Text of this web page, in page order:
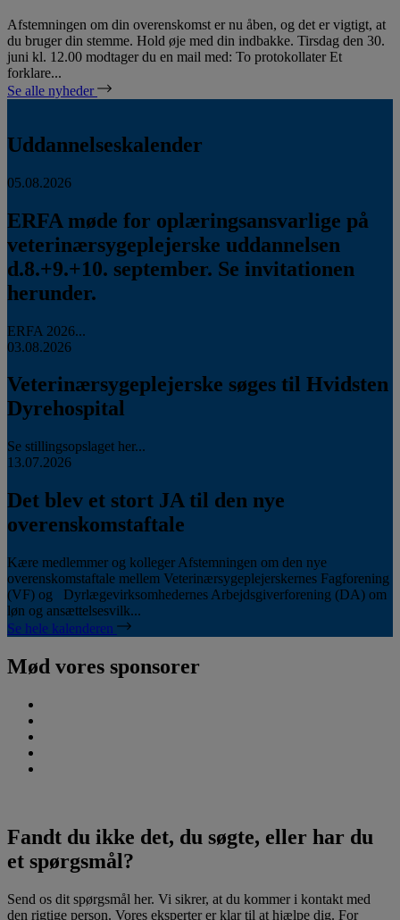
Afstemningen om din overenskomst er nu åben, og det er vigtigt, at
du bruger din stemme. Hold øje med din indbakke. Tirsdag den 30.
juni kl. 12.00 modtager du en mail med: To protokollater Et
forklare...
Se alle nyheder
Uddannelseskalender
05.08.2026
ERFA møde for oplæringsansvarlige på
veterinærsygeplejerske uddannelsen
d.8.+9.+10. september. Se invitationen
herunder.
ERFA 2026...
03.08.2026
Veterinærsygeplejerske søges til Hvidsten
Dyrehospital
Se stillingsopslaget her...
13.07.2026
Det blev et stort JA til den nye
overenskomstaftale
Kære medlemmer og kolleger Afstemningen om den nye
overenskomstaftale mellem Veterinærsygeplejerskernes Fagforening
(VF) og Dyrlægevirksomhedernes Arbejdsgiverforening (DA) om
løn og ansættelsesvilk...
Se hele kalenderen
Mød vores sponsorer
Fandt du ikke det, du søgte, eller har du
et spørgsmål?
Send os dit spørgsmål her. Vi sikrer, at du kommer i kontakt med
den rigtige person. Vores eksperter er klar til at hjælpe dig. For